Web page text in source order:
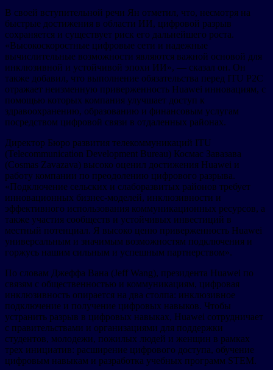
В своей вступительной речи Ян отметил, что, несмотря на
быстрые достижения в области ИИ, цифровой разрыв
сохраняется и существует риск его дальнейшего роста.
«Высокоскоростные цифровые сети и надежные
вычислительные возможности являются важной основой для
инклюзивной и устойчивой эпохи ИИ», — сказал он. Он
также добавил, что выполнение обязательства перед ITU P2C
отражает неизменную приверженность Huawei инновациям, с
помощью которых компания улучшает доступ к
здравоохранению, образованию и финансовым услугам
посредством цифровой связи в отдаленных районах.
Директор Бюро развития телекоммуникаций ITU
(Telecommunication Development Bureau) Космас Завазава
(Cosmas Zavazava) высоко оценил достижения Huawei и
работу компании по преодолению цифрового разрыва.
«Подключение сельских и слаборазвитых районов требует
инновационных бизнес-моделей, инклюзивности и
эффективного использования коммуникационных ресурсов, а
также участия сообществ и устойчивых инвестиций в
местный потенциал. Я высоко ценю приверженность Huawei
универсальным и значимым возможностям подключения и
горжусь нашим сильным и успешным партнерством».
По словам Джеффа Вана (Jeff Wang), президента Huawei по
связям с общественностью и коммуникациям, цифровая
инклюзивность опирается на два столпа: инклюзивное
подключение и получение цифровых навыков. Чтобы
устранить разрыв в цифровых навыках, Huawei сотрудничает
с правительствами и организациями для поддержки
студентов, молодежи, пожилых людей и женщин в рамках
трех инициатив: расширение цифрового доступа, обучение
цифровым навыкам и разработка учебных программ STEM.